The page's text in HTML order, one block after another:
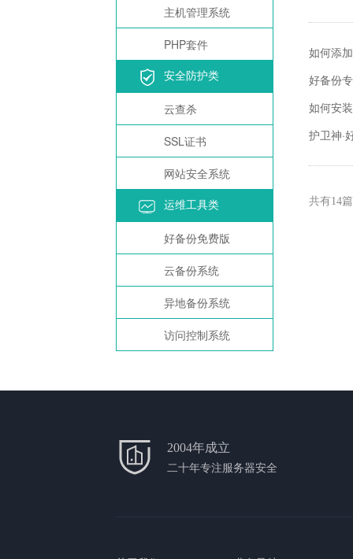
主机管理系统
PHP套件
安全防护类
云查杀
SSL证书
网站安全系统
运维工具类
好备份免费版
云备份系统
异地备份系统
访问控制系统
如何添
好备份
如何安
护卫神·
共有14
2004年成立
二十年专注服务器安全